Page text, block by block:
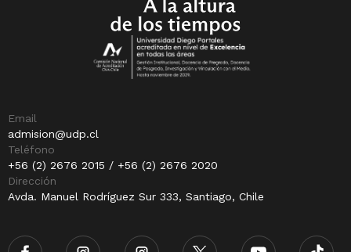
Email
admision@udp.cl
Teléfono
+56 (2) 2676 2015 / +56 (2) 2676 2020
Dirección
Avda. Manuel Rodríguez Sur 333, Santiago, Chile